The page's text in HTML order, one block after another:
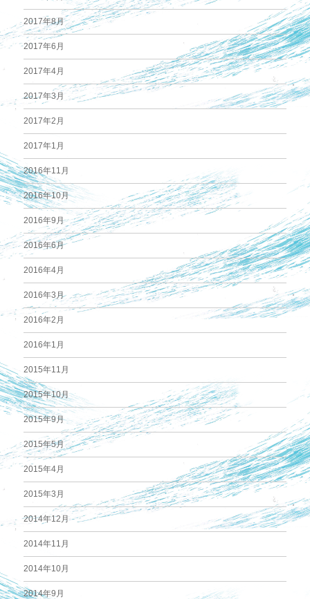
2017年8月
2017年6月
2017年4月
2017年3月
2017年2月
2017年1月
2016年11月
2016年10月
2016年9月
2016年6月
2016年4月
2016年3月
2016年2月
2016年1月
2015年11月
2015年10月
2015年9月
2015年5月
2015年4月
2015年3月
2014年12月
2014年11月
2014年10月
2014年9月